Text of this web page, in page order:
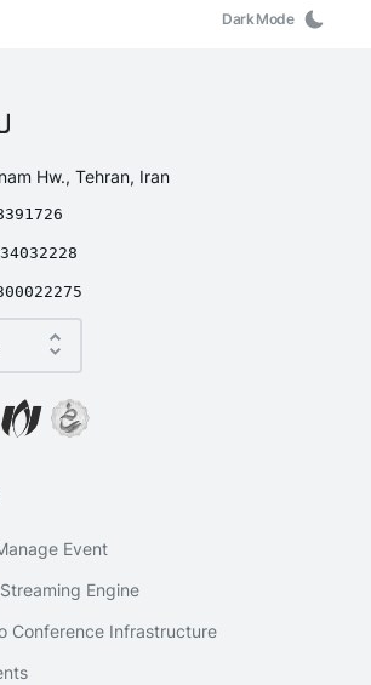
Dark Mode
Hw., Tehran, Iran
Event
Engine
Conference Infrastructure